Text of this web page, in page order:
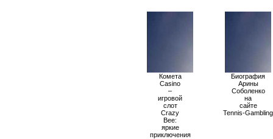
Комета
Casino
–
игровой
слот
Crazy
Bee:
яркие
приключения
Биография
Арины
Соболенко
на
сайте
Tennis-Gambling